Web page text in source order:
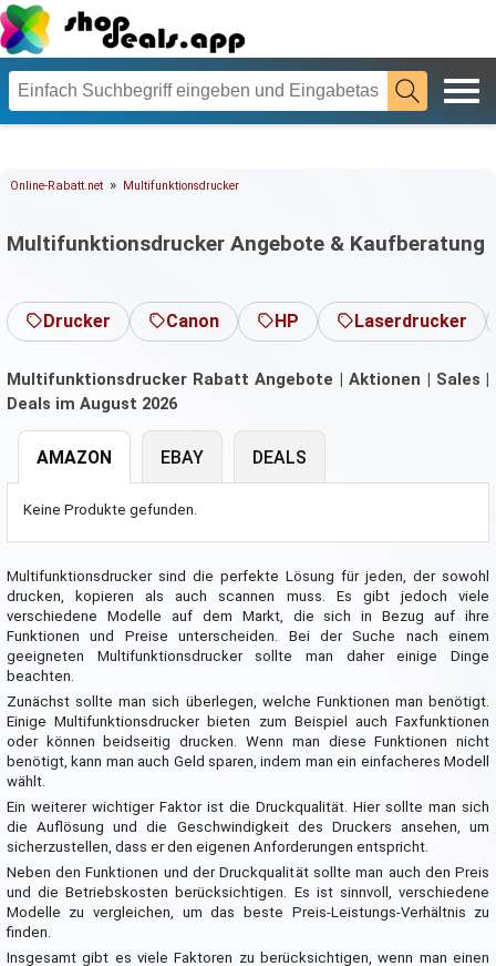
Online-Rabatt.net » Multifunktionsdrucker
Multifunktionsdrucker Angebote & Kaufberatung
Drucker Canon HP Laserdrucker
Multifunktionsdrucker Rabatt Angebote | Aktionen | Sales |
Deals im August 2026
AMAZON
Keine Produkte gefunden.
EBAY DEALS
Multifunktionsdrucker sind die perfekte Lösung für jeden, der sowohl
drucken, kopieren als auch scannen muss. Es gibt jedoch viele
verschiedene Modelle auf dem Markt, die sich in Bezug auf ihre
Funktionen und Preise unterscheiden. Bei der Suche nach einem
geeigneten Multifunktionsdrucker sollte man daher einige Dinge
beachten.
Zunächst sollte man sich überlegen, welche Funktionen man benötigt.
Einige Multifunktionsdrucker bieten zum Beispiel auch Faxfunktionen
oder können beidseitig drucken. Wenn man diese Funktionen nicht
benötigt, kann man auch Geld sparen, indem man ein einfacheres Modell
wählt.
Ein weiterer wichtiger Faktor ist die Druckqualität. Hier sollte man sich
die Auflösung und die Geschwindigkeit des Druckers ansehen, um
sicherzustellen, dass er den eigenen Anforderungen entspricht.
Neben den Funktionen und der Druckqualität sollte man auch den Preis
und die Betriebskosten berücksichtigen. Es ist sinnvoll, verschiedene
Modelle zu vergleichen, um das beste Preis-Leistungs-Verhältnis zu
finden.
Insgesamt gibt es viele Faktoren zu berücksichtigen, wenn man einen